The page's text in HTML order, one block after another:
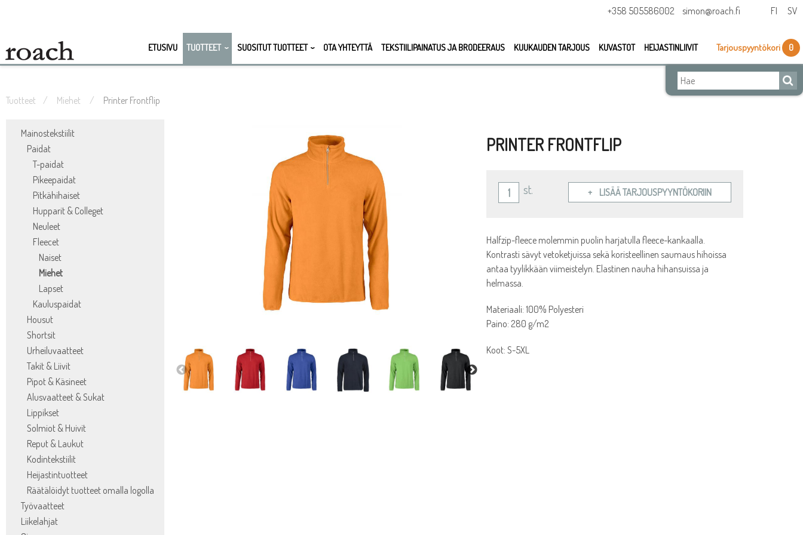
+358 505586002 simon@roach.fi FI SV
ETUSIVU TUOTTEET SUOSITUT TUOTTEET OTA YHTEYTTÄ TEKSTIILIPAINATUS JA BRODEERAUS KUUKAUDEN TARJOUS KUVASTOT HEIJASTINLIIVIT Tarjouspyyntökori 0
Tuotteet Miehet Printer Frontflip
Mainostekstiilit
Paidat
T-paidat
Pikeepaidat
Pitkähihaiset
Hupparit & Colleget
Neuleet
Fleecet
Naiset
Miehet
Lapset
Kauluspaidat
Housut
Shortsit
Urheiluvaatteet
Takit & Liivit
Pipot & Käsineet
Alusvaatteet & Sukat
Lippikset
Solmiot & Huivit
Reput & Laukut
Kodintekstiilit
Heijastintuotteet
Räätälöidyt tuotteet omalla logolla
Työvaatteet
Liikelahjat
PRINTER FRONTFLIP
st. LISÄÄ TARJOUSPYYNTÖKORIIN
Halfzip-fleece molemmin puolin harjatulla fleece-kankaalla.
Kontrasti sävyt vetoketjuissa sekä koristeellinen saumaus hihoissa
antaa tyylikkään viimeistelyn. Elastinen nauha hihansuissa ja
helmassa.
Materiaali: 100% Polyesteri
Paino: 280 g/m2
Koot: S-5XL